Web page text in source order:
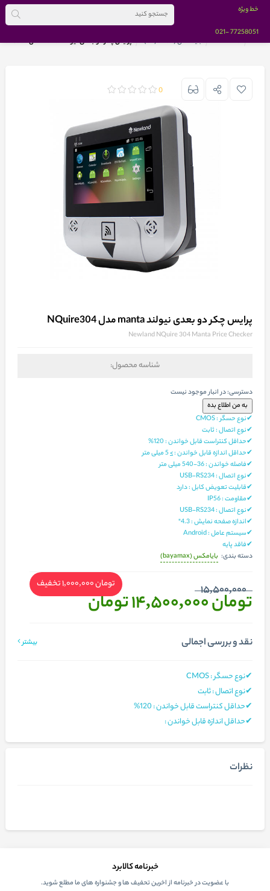
خط ویژه
77258051
-021
خانه
BRANDS بایامکس (bayamax) پرایس چکر دو بعدی نیولند manta مدل NQuire304
پرایس چکر دو بعدی نیولند manta مدل NQuire304
Newland NQuire 304 Manta Price Checker
شناسه محصول:
دسترسی:در انبار موجود نیست
✔نوع حسگر : CMOS
✔نوع اتصال : ثابت
✔حداقل کنتراست قابل خواندن : 120%
✔حداقل اندازه قابل خواندن :>5 میلی متر
✔فاصله خواندن : 36-540 میلی متر
✔نوع اتصال : USB-RS234
✔قابلیت تعویض کابل : دارد
✔مقاومت : IP56
✔نوع اتصال : USB-RS234
✔اندازه صفحه نمایش : 4.3"
✔سیستم عامل : Android
✔فاقد پایه
دسته بندی: بایامکس (bayamax)
15,500,000
تومان 14,500,000 تومان
تومان 1,000,000 تخفیف
0
نقد و بررسی اجمالی بیشتر
✔نوع حسگر : CMOS
✔نوع اتصال : ثابت
✔حداقل کنتراست قابل خواندن : 120%
✔حداقل اندازه قابل خواندن :
نظرات
خبرنامه کالابرد
با عضویت در خبرنامه از اخرین تحفیف ها و جشنواره های ما مطلع شوید.